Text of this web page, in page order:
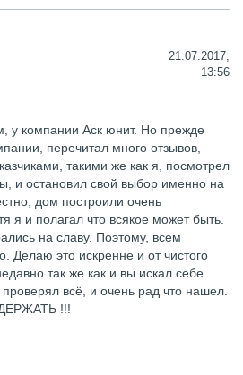
21.07.2017,
13:56
у компании Аск юнит. Но прежде
перечитал много отзывов,
такими же как я, посмотрел
и остановил свой выбор именно на
дом построили очень
я и полагал что всякое может быть.
на славу. Поэтому, всем
Делаю это искренне и от чистого
так же как и вы искал себе
всё, и очень рад что нашел.
!!!